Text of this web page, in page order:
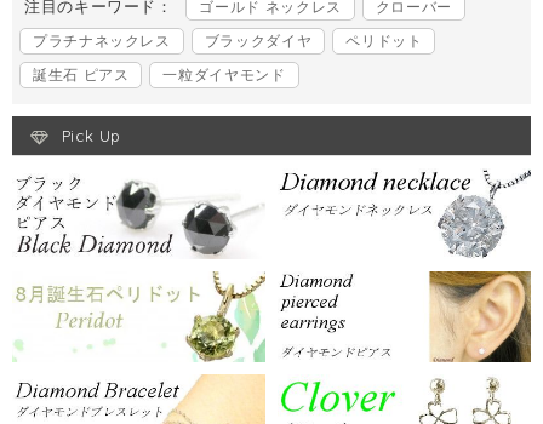
注目のキーワード： ゴールド ネックレス
クローバー
プラチナネックレス
ブラックダイヤ
ペリドット
誕生石 ピアス
一粒ダイヤモンド
Pick Up